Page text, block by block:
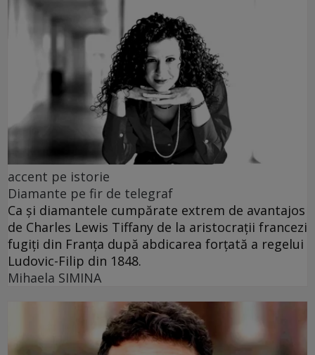
accent pe istorie
Diamante pe fir de telegraf
Ca și diamantele cumpărate extrem de avantajos
de Charles Lewis Tiffany de la aristocrații francezi
fugiți din Franța după abdicarea forțată a regelui
Ludovic-Filip din 1848.
Mihaela SIMINA